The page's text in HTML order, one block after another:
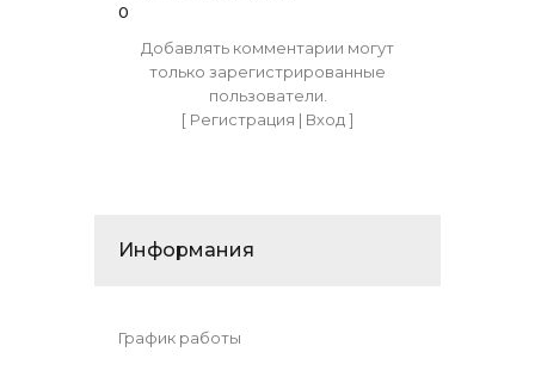
0
Добавлять комментарии могут
только зарегистрированные
пользователи.
[ Регистрация | Вход]
Информания
График работы